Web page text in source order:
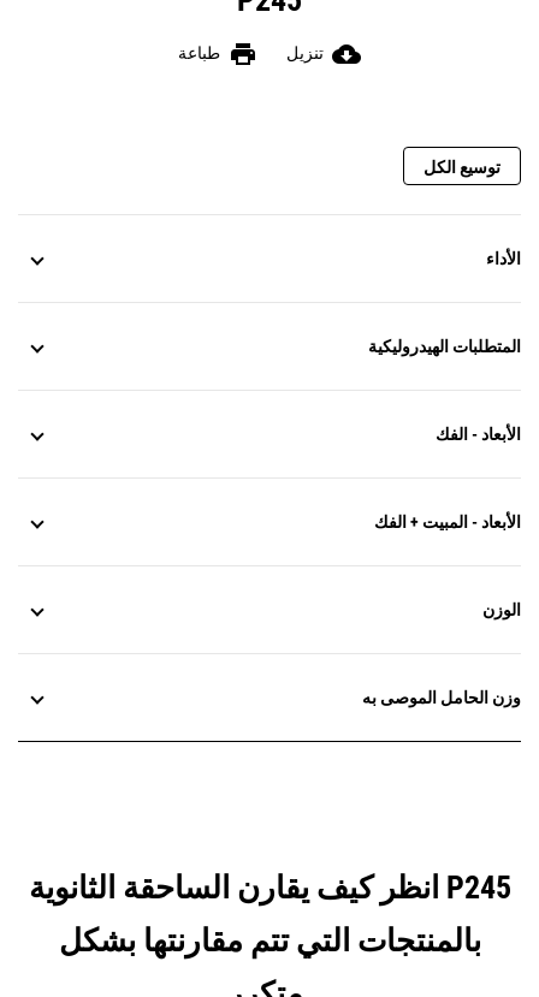
cloud_download تنزيل print طباعة
توسيع الكل
الأداء
المتطلبات الهيدروليكية
الأبعاد - الفك
الأبعاد - المبيت + الفك
الوزن
وزن الحامل الموصى به
انظر كيف يقارن الساحقة الثانوية P245
بالمنتجات التي تتم مقارنتها بشكل